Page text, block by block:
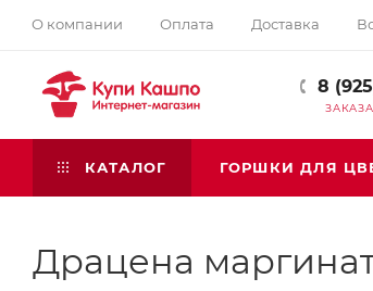
О компании Оплата Доставка
8
КАТАЛОГ ГОРШКИ ДЛЯ
Драцена